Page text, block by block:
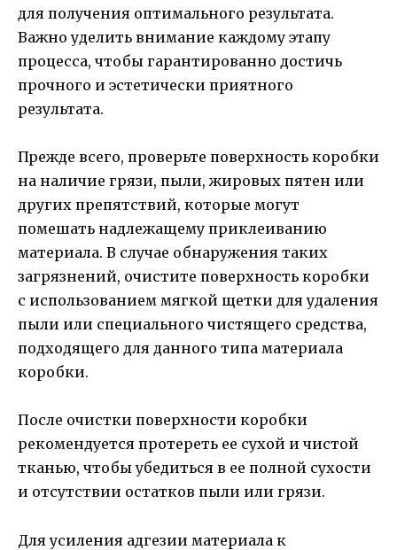
для получения оптимального результата.
Важно уделить внимание каждому этапу
процесса, чтобы гарантированно достичь
прочного и эстетически приятного
результата.
Прежде всего, проверьте поверхность коробки
на наличие грязи, пыли, жировых пятен или
других препятствий, которые могут
помешать надлежащему приклеиванию
материала. В случае обнаружения таких
загрязнений, очистите поверхность коробки
с использованием мягкой щетки для удаления
пыли или специального чистящего средства,
подходящего для данного типа материала
коробки.
После очистки поверхности коробки
рекомендуется протереть ее сухой и чистой
тканью, чтобы убедиться в ее полной сухости
и отсутствии остатков пыли или грязи.
Для усиления адгезии материала к